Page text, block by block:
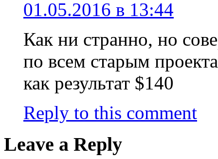
01.05.2016 в 13:44
Как ни странно, но
по всем старым
как результат $140
Reply to this comment
Leave a Reply